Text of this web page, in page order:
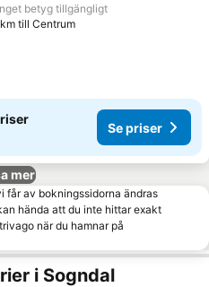
betyg tillgängligt
till Centrum
Se priser
mer
får av bokningssidorna ändras
hända att du inte hittar exakt
när du hamnar på
i Sogndal